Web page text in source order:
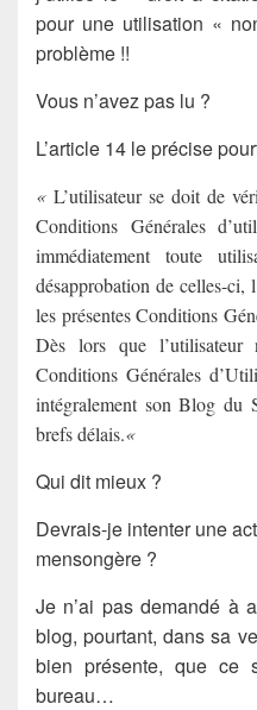
pour une utilisation «
problème !!
Vous n’avez pas lu ?
L’article 14 le précise
« L’utilisateur se doit de
Conditions Générales
immédiatement toute
désapprobation de celles-ci,
les présentes Conditions
Dès lors que l’utilisateur
Conditions Générales
intégralement son Blog du
brefs délais.«
Qui dit mieux ?
Devrais-je intenter une
mensongère ?
Je n’ai pas demandé à
blog, pourtant, dans sa
bien présente, que ce
bureau…